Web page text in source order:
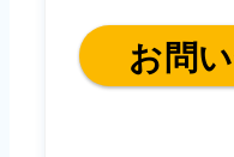
お問